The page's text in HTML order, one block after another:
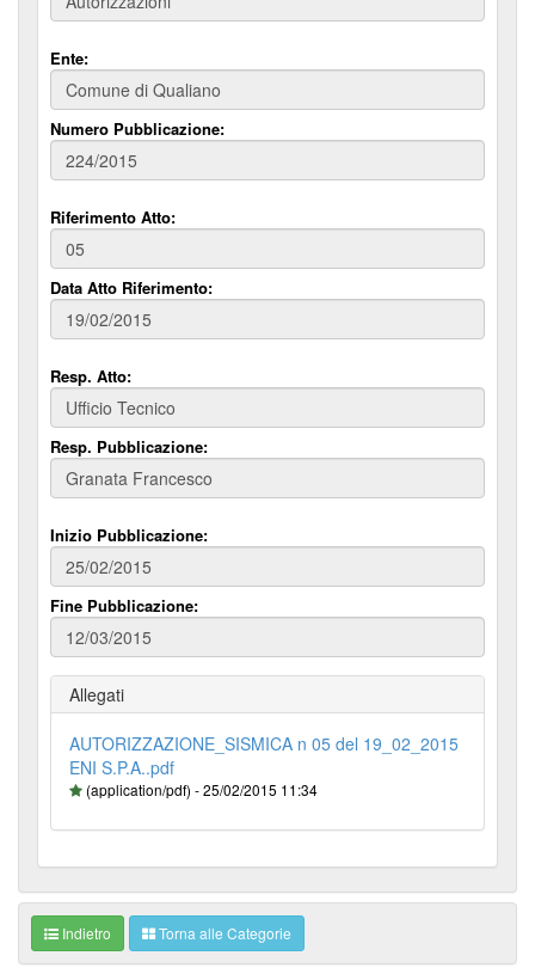
Ente:
Numero Pubblicazione:
Riferimento Atto:
Data Atto Riferimento:
Resp. Atto:
Resp. Pubblicazione:
Inizio Pubblicazione:
Fine Pubblicazione:
Allegati
AUTORIZZAZIONE_SISMICA n 05 del 19_02_2015
ENI S.P.A..pdf
(application/pdf) - 25/02/2015 11:34
Indietro Torna alle Categorie